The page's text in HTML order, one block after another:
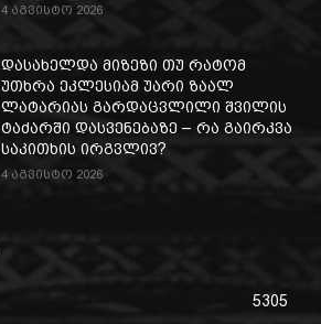
4 აგვისტო 2026
დასახელდა მიზეზი თუ რატომ
უთხრა ეკლესიამ უარი ზაალ
ლატარიას გარდაცვლილი შვილის
ტაძარში დასვენებაზე – რა გაირკვა
საკითხის ირგვლივ?
4 აგვისტო 2026
5305